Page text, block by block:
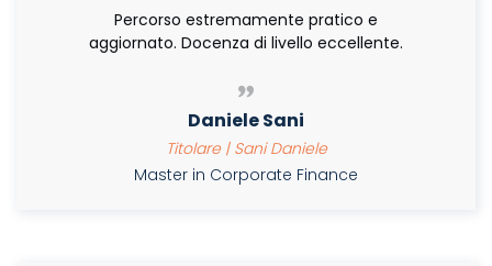
Percorso estremamente pratico e
aggiornato. Docenza di livello eccellente.
Daniele Sani
Titolare | Sani Daniele
Master in Corporate Finance